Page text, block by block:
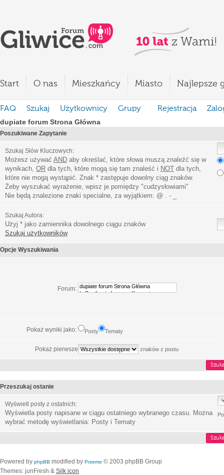
Start O nas Mieszkańcy Miasto Najlepsze
FAQ Szukaj Użytkownicy Grupy Rejestracja
dupiate forum Strona Główna
Poszukiwane Zapytanie
Szukaj Słów Kluczowych:
Możesz używać AND aby określać, które słowa muszą znaleźć się w
wynikach, OR dla tych, które mogą się tam znaleść i NOT dla tych,
które nie mogą wystąpić. Znak * zastępuje dowolny ciąg znaków.
Żeby wyszukać wyrażenie, wpisz je pomiędzy "cudzysłowiami"
Nie będą znalezione znaki specialne, za wyjątkiem: @ . - _
Szukaj Autora:
Użyj * jako zamiennika dowolnego ciągu znaków
Szukaj użytkowników
Opcje Wyszukiwania
Forum:
Pokaż wyniki jako: Posty Tematy
Pokaż pierwsze znaków z postu
Przeszukaj ostanie
Wyświetl posty z ostatnich:
Wyświetla posty napisane w ciągu ostatniego wybranego czasu. Można
wybrać metodę wyświetlania: Posty i Tematy
Powered by phpBB modified by Przemo © 2003 phpBB Group
Themes: junFresh & Silk icon